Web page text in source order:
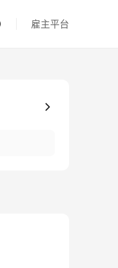
雇主平台